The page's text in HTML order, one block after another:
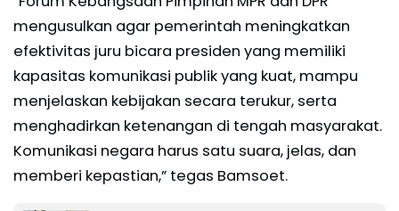
mengusulkan agar pemerintah meningkatkan
efektivitas juru bicara presiden yang memiliki
kapasitas komunikasi publik yang kuat, mampu
menjelaskan kebijakan secara terukur, serta
menghadirkan ketenangan di tengah masyarakat.
Komunikasi negara harus satu suara, jelas, dan
memberi kepastian,” tegas Bamsoet.